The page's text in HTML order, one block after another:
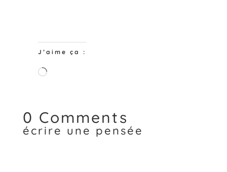
J’aime ça :
Chargement…
0 Comments
écrire une pensée